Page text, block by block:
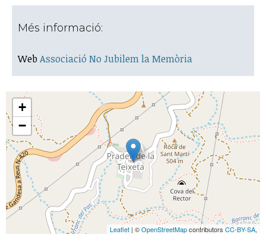
Més informació:
Web Associació No Jubilem la Memòria
+
−
Leaflet | ©OpenStreetMapcontributors CC-BY-SA,